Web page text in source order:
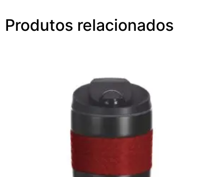
Produtos relacionados